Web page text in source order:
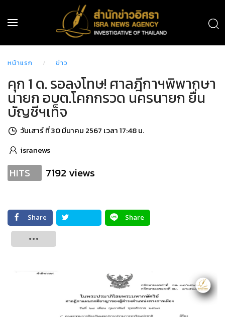
หน้าแรก ข่าว
คุก 1 ด. รอลงโทษ! ศาลฎีกาฯพิพากษา
นายก อบต.โคกกรวด นครนายก ยื่น
บัญชีฯเท็จ
วันเสาร์ ที่ 30 มีนาคม 2567 เวลา 17:48 น.
isranews
HITS 7192 views
Share
Share